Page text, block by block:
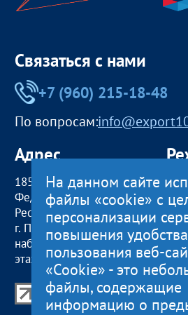
Связаться с нами
+7 (960) 215-18-48
По вопросам:
Адрес
185000, Российская
Федерация,
Республика Карелия
г. Петрозаводск,
наб. Гюллинга, 11 / 2
этаж, офис 2
пн
пт:
сб, вс
Центр поддержки экспорта
© 2012—2024
На данном сайте
файлы «cookie» с
персонализации
повышения удобства
пользования веб-
«Cookie» - это
файлы, содержащие
информацию о